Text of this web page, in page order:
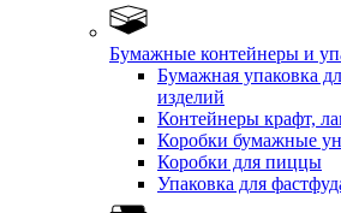
Бумажные контейнеры и
Бумажная упаковка
изделий
Контейнеры крафт,
Коробки бумажные
Коробки для пиццы
Упаковка для